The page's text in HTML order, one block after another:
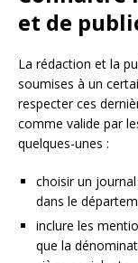
et de
La rédaction et la
soumises à un
respecter ces
comme valide par
quelques-unes :
choisir un
dans le
inclure les
que la